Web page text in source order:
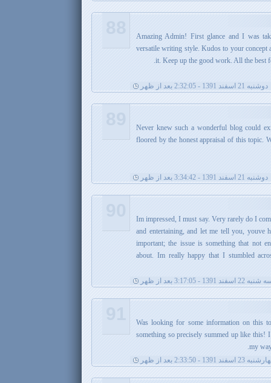
. Amazing Admin! First glance and I was
versatile writing style. Kudos to your concept
it. Keep up the good work. All the best
دوشنبه 21 اسفند 1391 - 2:32:05 بعد از ظهر
. Never knew such a wonderful blog could
floored by the honest appraisal of this topic.
دوشنبه 21 اسفند 1391 - 3:34:42 بعد از ظهر
Im impressed, I must say. Very rarely do I
and entertaining, and let me tell you, youve
important; the issue is something that not
about. Im really happy that I stumbled
22 اسفند 1391 - 3:17:05 بعد از ظهر
. Was looking for some information on this
something so precisely summed up like this!
my
23 اسفند 1391 - 2:33:50 بعد از ظهر